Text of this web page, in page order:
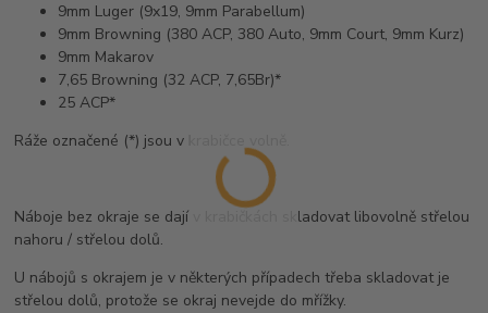
9mm Luger (9x19, 9mm Parabellum)
9mm Browning (380 ACP, 380 Auto, 9mm Court, 9mm Kurz)
9mm Makarov
7,65 Browning (32 ACP, 7,65Br)*
25 ACP*
Ráže označené (*) jsou v krabičce volně.
Náboje bez okraje se dají v krabičkách skladovat libovolně střelou
nahoru / střelou dolů.
U nábojů s okrajem je v některých případech třeba skladovat je
střelou dolů, protože se okraj nevejde do mřížky.